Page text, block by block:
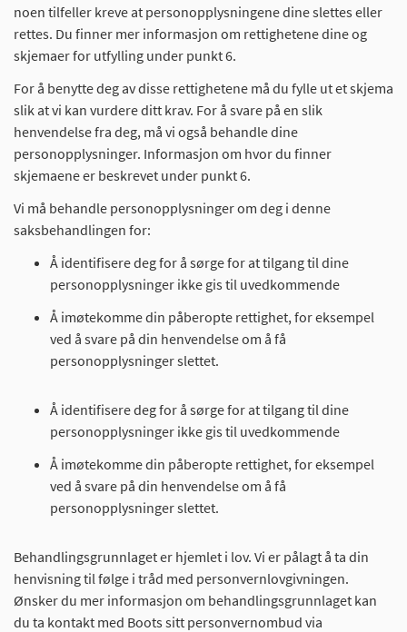
noen tilfeller kreve at personopplysningene dine slettes eller
rettes. Du finner mer informasjon om rettighetene dine og
skjemaer for utfylling under punkt 6.
For å benytte deg av disse rettighetene må du fylle ut et skjema
slik at vi kan vurdere ditt krav. For å svare på en slik
henvendelse fra deg, må vi også behandle dine
personopplysninger. Informasjon om hvor du finner
skjemaene er beskrevet under punkt 6.
Vi må behandle personopplysninger om deg i denne
saksbehandlingen for:
Å identifisere deg for å sørge for at tilgang til dine
personopplysninger ikke gis til uvedkommende
Å imøtekomme din påberopte rettighet, for eksempel
ved å svare på din henvendelse om å få
personopplysninger slettet.
Å identifisere deg for å sørge for at tilgang til dine
personopplysninger ikke gis til uvedkommende
Å imøtekomme din påberopte rettighet, for eksempel
ved å svare på din henvendelse om å få
personopplysninger slettet.
Behandlingsgrunnlaget er hjemlet i lov. Vi er pålagt å ta din
henvisning til følge i tråd med personvernlovgivningen.
Ønsker du mer informasjon om behandlingsgrunnlaget kan
du ta kontakt med Boots sitt personvernombud via